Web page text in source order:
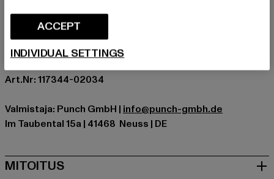
Kategoria: Collegepuvut
Color: blau
Valmistaja väri: navy/red/white
Art.Nr: 117344-02034
Valmistaja: Punch GmbH | info@punch-gmbh.de
Im Taubental 15a | 41468 Neuss | DE
MITOITUS
ACCEPT
INDIVIDUAL SETTINGS